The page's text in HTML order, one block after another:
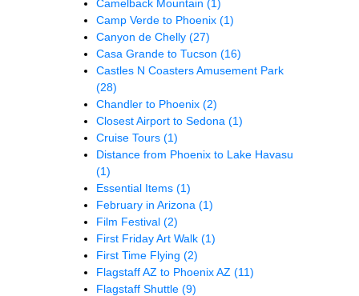
Camelback Mountain (1)
Camp Verde to Phoenix (1)
Canyon de Chelly (27)
Casa Grande to Tucson (16)
Castles N Coasters Amusement Park
(28)
Chandler to Phoenix (2)
Closest Airport to Sedona (1)
Cruise Tours (1)
Distance from Phoenix to Lake Havasu
(1)
Essential Items (1)
February in Arizona (1)
Film Festival (2)
First Friday Art Walk (1)
First Time Flying (2)
Flagstaff AZ to Phoenix AZ (11)
Flagstaff Shuttle (9)